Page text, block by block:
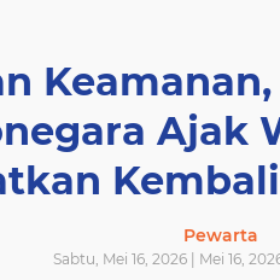
Ajak
Pewarta
Sabtu, Mei 16, 2026 | Mei 16,